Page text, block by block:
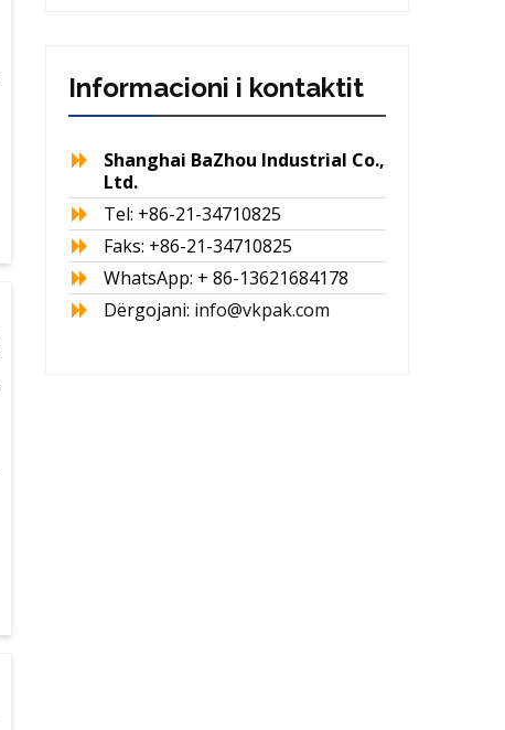
Informacioni i kontaktit
Shanghai BaZhou Industrial Co.,
Ltd.
Tel: +86-21-34710825
Faks: +86-21-34710825
WhatsApp: + 86-13621684178
Dërgojani: info@vkpak.com